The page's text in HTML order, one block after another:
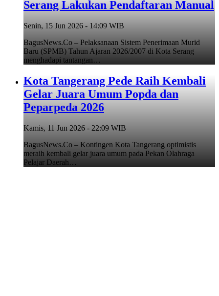
Serang Lakukan Pendaftaran Manual
Senin, 15 Jun 2026 - 14:09 WIB
BagusNews.Co – Pelaksanaan Sistem Penerimaan Murid
Baru (SPMB) Tahun Ajaran 2026/2007 di Kota Serang
menghadapi tantangan…
Kota Tangerang Pede Raih Kembali
Gelar Juara Umum Popda dan
Peparpeda 2026
Kamis, 11 Jun 2026 - 22:09 WIB
BagusNews.Co – Kontingen Kota Tangerang optimistis
meraih kembali gelar juara umum pada Pekan Olahraga
Pelajar Daerah…